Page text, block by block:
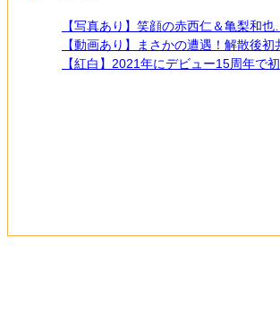
【写真あり】笑顔の赤西仁＆亀梨和
【動画あり】まさかの遭遇！解散後
【紅白】2021年にデビュー15周年で